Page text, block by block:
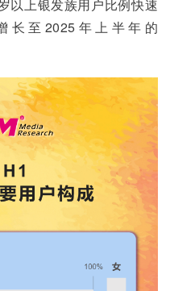
以上银发族用户比例快速
长至2025年上半年的